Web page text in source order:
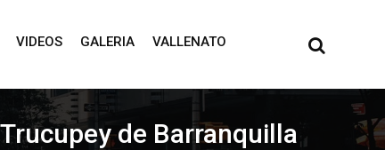
VIDEOS GALERIA VALLENATO
de Barranquilla